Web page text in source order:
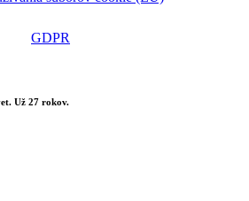
GDPR
Už 27 rokov.